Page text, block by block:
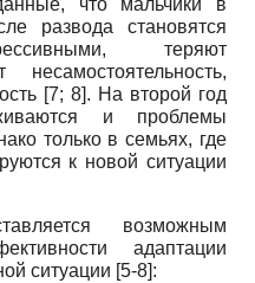
что мальчики в
развода становятся
теряют
[7; 8]. На второй год
и проблемы
только в семьях, где
к новой ситуации
возможным
адаптации
ситуации [5-8]: